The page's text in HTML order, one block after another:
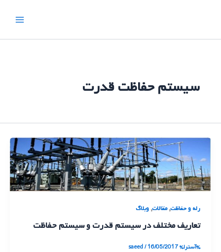
سیستم حفاظت قدرت
رله و حفاظت,مقالات, وبلاگ
تعاریف مختلف در سیستم قدرت و سیستم حفاظت
%آسترا% saeed/16/05/2017